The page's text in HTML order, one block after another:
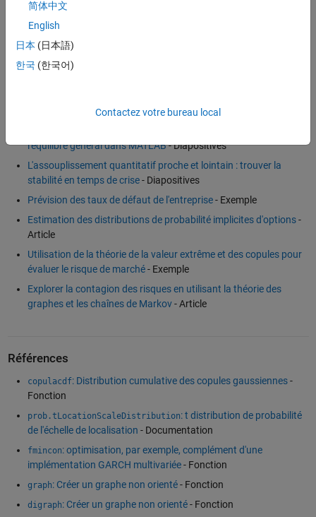
Exemples et démonstrations
l'équilibre général dans MATLAB- Diapositives
L'assouplissement quantitatif proche et lointain : trouver la
stabilité en temps de crise- Diapositives
Prévision des taux de défaut de l'entreprise- Exemple
Estimation des distributions de probabilité implicites d'options-
Article
Utilisation de la théorie de la valeur extrême et des copules pour
évaluer le risque de marché- Exemple
Explorer la contagion des risques en utilisant la théorie des
graphes et les chaînes de Markov- Article
Références
copulacdf: Distribution cumulative des copules gaussiennes-
Fonction
prob.tLocationScaleDistribution: t distribution de probabilité
de l'échelle de localisation - Documentation
fmincon: optimisation, par exemple, complément d'une
implémentation GARCH multivariée- Fonction
graph: Créer un graphe non orienté- Fonction
digraph: Créer un graphe non orienté- Fonction
简体中文
English
日本 (日本語)
한국 (한국어)
Contactez votre bureau local